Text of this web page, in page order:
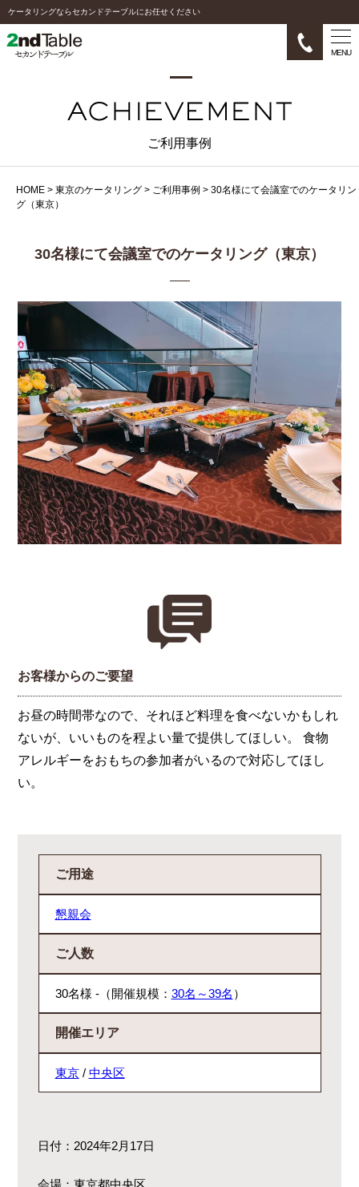
ケータリングならセカンドテーブルにお任せください
MENU
ご利用事例
HOME > 東京のケータリング > ご利用事例 > 30名様にて会議室でのケータリン
グ（東京）
30名様にて会議室でのケータリング（東京）
お客様からのご要望
お昼の時間帯なので、それほど料理を食べないかもしれ
ないが、いいものを程よい量で提供してほしい。 食物
アレルギーをおもちの参加者がいるので対応してほし
い。
ご用途
懇親会
ご人数
30名様 -（開催規模： 30名～39名 ）
開催エリア
東京/ 中央区
日付：2024年2月17日